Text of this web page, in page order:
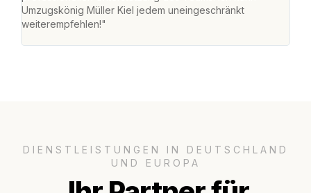
Umzugskönig Müller Kiel jedem uneingeschränkt
weiterempfehlen!"
DIENSTLEISTUNGEN IN DEUTSCHLAND
UND EUROPA